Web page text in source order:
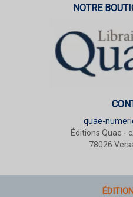
NOTRE
quae-
Éditions Quae -
78026